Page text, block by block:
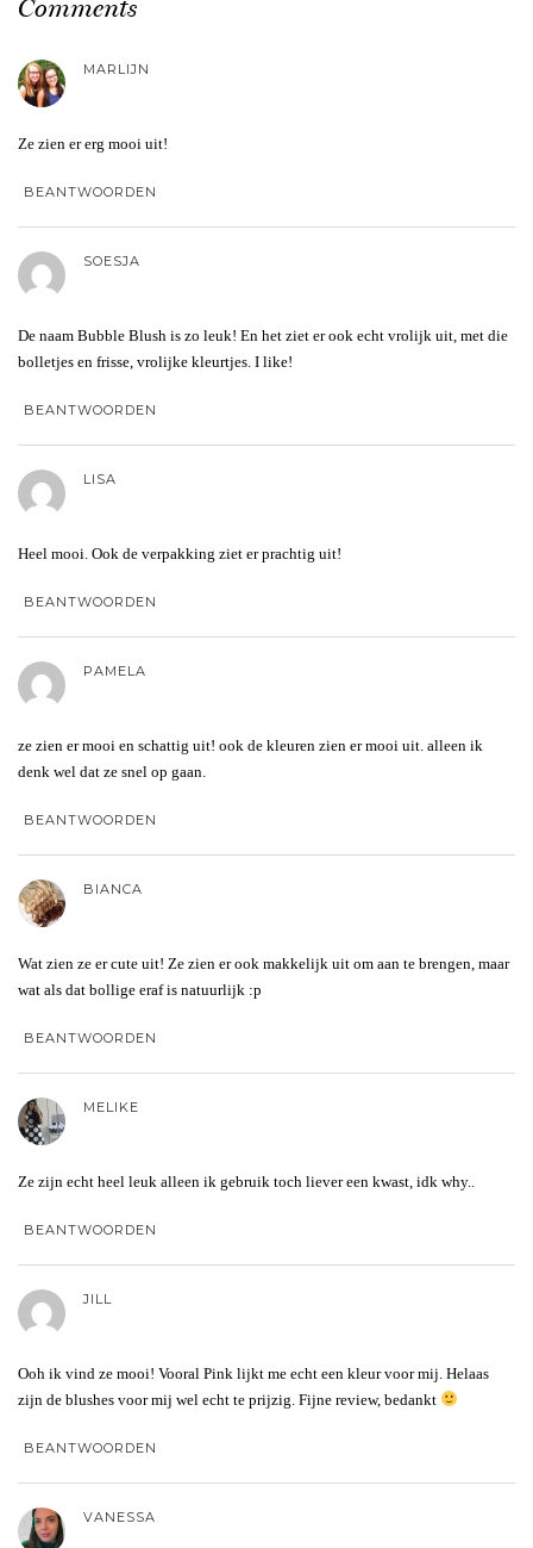
Comments
MARLIJN
Ze zien er erg mooi uit!
BEANTWOORDEN
SOESJA
De naam Bubble Blush is zo leuk! En het ziet er ook echt vrolijk uit, met die
bolletjes en frisse, vrolijke kleurtjes. I like!
BEANTWOORDEN
LISA
Heel mooi. Ook de verpakking ziet er prachtig uit!
BEANTWOORDEN
PAMELA
ze zien er mooi en schattig uit! ook de kleuren zien er mooi uit. alleen ik
denk wel dat ze snel op gaan.
BEANTWOORDEN
BIANCA
Wat zien ze er cute uit! Ze zien er ook makkelijk uit om aan te brengen, maar
wat als dat bollige eraf is natuurlijk :p
BEANTWOORDEN
MELIKE
Ze zijn echt heel leuk alleen ik gebruik toch liever een kwast, idk why..
BEANTWOORDEN
JILL
Ooh ik vind ze mooi! Vooral Pink lijkt me echt een kleur voor mij. Helaas
zijn de blushes voor mij wel echt te prijzig. Fijne review, bedankt
BEANTWOORDEN
VANESSA